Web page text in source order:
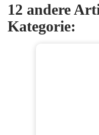
12 andere
Kategorie: